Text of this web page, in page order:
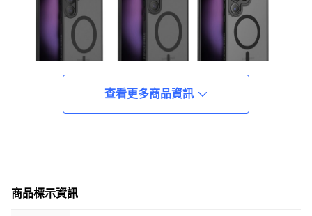
查看更多商品資訊
商品標示資訊